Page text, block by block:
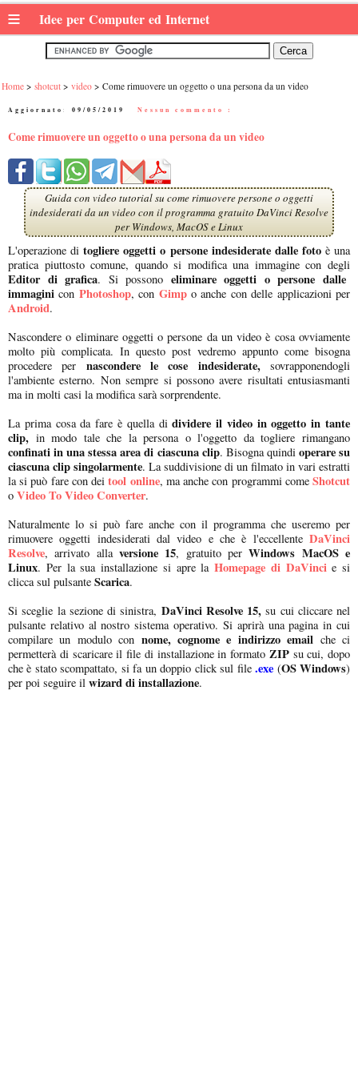
≡ Idee per Computer ed Internet
Home shotcut video Come rimuovere un oggetto o una persona da un video
Aggiornato: 09/05/2019 Nessun commento :
Come rimuovere un oggetto o una persona da un video
Guida con video tutorial su come rimuovere persone o oggetti
indesiderati da un video con il programma gratuito DaVinci Resolve
per Windows, MacOS e Linux
L'operazione ditogliere oggetti o persone indesiderate dalle fotoè una
pratica piuttosto comune, quando si modifica una immagine con degli
Editor di grafica. Si possono eliminare oggetti o persone dalle
immaginicon Photoshop, con Gimpo anche con delle applicazioni per
Android.
Nascondere o eliminare oggetti o persone da un video è cosa ovviamente
molto più complicata. In questo post vedremo appunto come bisogna
procedere per nascondere le cose indesiderate,sovrapponendogli
l'ambiente esterno. Non sempre si possono avere risultati entusiasmanti
ma in molti casi la modifica sarà sorprendente.
La prima cosa da fare è quella didividere il video in oggetto in tante
clip, in modo tale che la persona o l'oggetto da togliere rimangano
confinati in una stessa area di ciascuna clip. Bisogna quindioperare su
ciascuna clip singolarmente. La suddivisione di un filmato in vari estratti
la si può fare con deitool online, ma anche con programmi comeShotcut
o Video To Video Converter.
Naturalmente lo si può fare anche con il programma che useremo per
rimuovere oggetti indesiderati dal video e che è l'eccellente DaVinci
Resolve, arrivato allaversione 15, gratuito perWindows MacOS e
Linux. Per la sua installazione si apre la Homepage di DaVincie si
clicca sul pulsante Scarica.
Si sceglie la sezione di sinistra, DaVinci Resolve 15, su cui cliccare nel
pulsante relativo al nostro sistema operativo. Si aprirà una pagina in cui
compilare un modulo con nome, cognome e indirizzo email che ci
permetterà di scaricare il file di installazione in formato ZIPsu cui, dopo
che è stato scompattato, si fa un doppio click sul file.exe (OS Windows)
per poi seguire il wizard di installazione.